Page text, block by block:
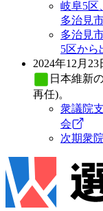
岐阜5区
多治見
多治見
5区から
2024年12月23
日本維新
再任)。
衆議院
会
次期衆